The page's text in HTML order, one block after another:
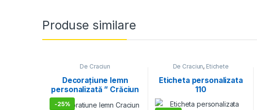
Produse similare
De Craciun
Decorațiune lemn
personalizată ” Crăciun
-25%
De Craciun, Etichete
Eticheta personalizata
110